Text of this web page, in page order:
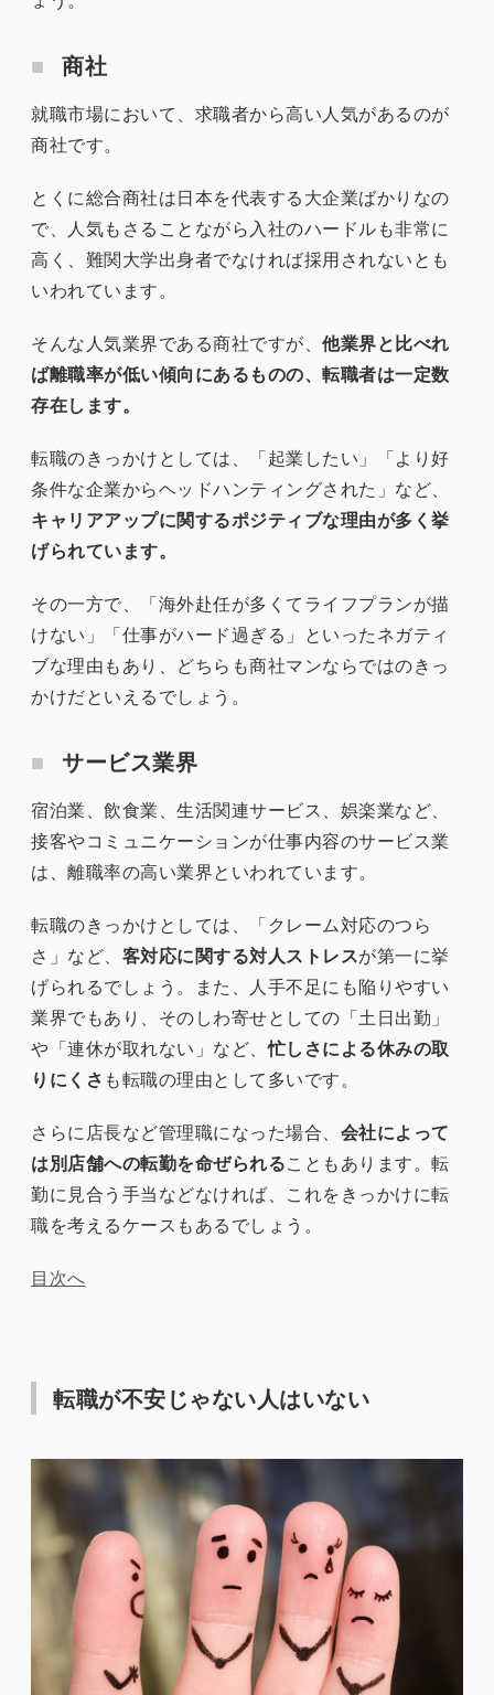
商社
就職市場において、求職者から高い人気があるのが
商社です。
とくに総合商社は日本を代表する大企業ばかりなの
で、人気もさることながら入社のハードルも非常に
高く、難関大学出身者でなければ採用されないとも
いわれています。
そんな人気業界である商社ですが、 他業界と比べれ
ば離職率が低い傾向にあるものの、転職者は一定数
存在します。
転職のきっかけとしては、「起業したい」「より好
条件な企業からヘッドハンティングされた」など、
キャリアアップに関するポジティブな理由が多く挙
げられています。
その一方で、「海外赴任が多くてライフプランが描
けない」「仕事がハード過ぎる」といったネガティ
ブな理由もあり、どちらも商社マンならではのきっ
かけだといえるでしょう。
サービス業界
宿泊業、飲食業、生活関連サービス、娯楽業など、
接客やコミュニケーションが仕事内容のサービス業
は、離職率の高い業界といわれています。
転職のきっかけとしては、「クレーム対応のつら
さ」など、 客対応に関する対人ストレスが第一に挙
げられるでしょう。また、人手不足にも陥りやすい
業界でもあり、そのしわ寄せとしての「土日出勤」
や「連休が取れない」など、忙しさによる休みの取
りにくさ も転職の理由として多いです。
さらに店長など管理職になった場合、 会社によって
は別店舗への転勤を命ぜられることもあります。転
勤に見合う手当などなければ、これをきっかけに転
職を考えるケースもあるでしょう。
目次へ
転職が不安じゃない人はいない